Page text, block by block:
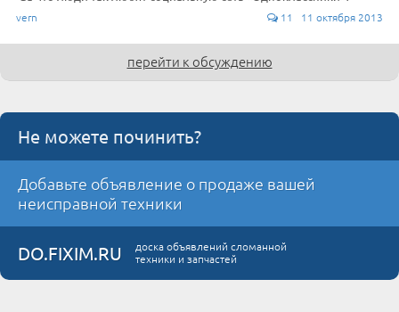
vern 11 11 октября 2013
перейти к обсуждению
Не можете починить?
Добавьте объявление о продаже вашей
неисправной техники
DO.FIXIM.RU
доска объявлений сломанной
техники и запчастей